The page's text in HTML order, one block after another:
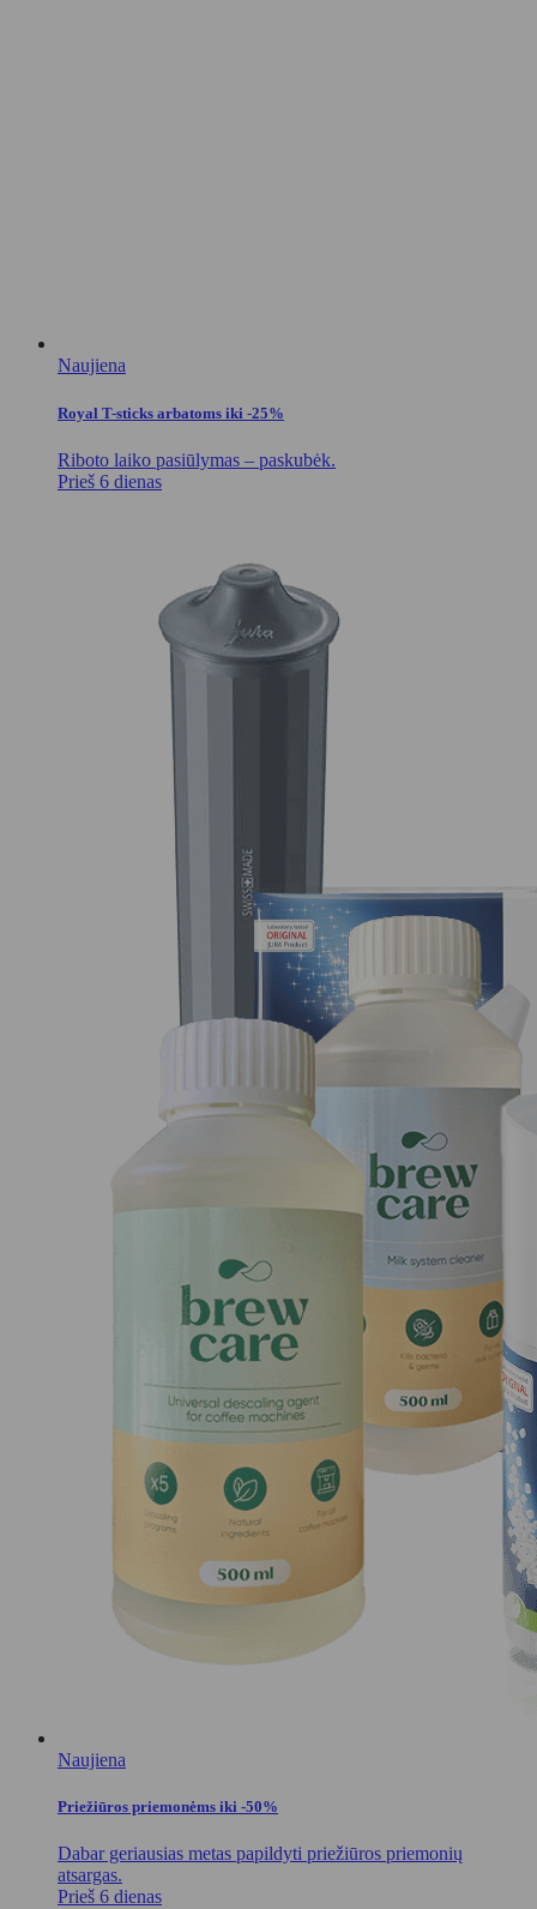
Naujiena
Royal T-sticks arbatoms iki -25%
Riboto laiko pasiūlymas – paskubėk.
Prieš 6 dienas
Naujiena
Priežiūros priemonėms iki -50%
Dabar geriausias metas papildyti priežiūros priemonių
atsargas.
Prieš 6 dienas